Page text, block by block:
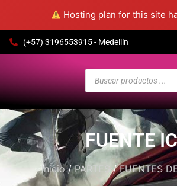
Hosting plan for this site
(+57) 3196553915 - Medellín
FUENTE
Inicio/PARTES /FUENTES